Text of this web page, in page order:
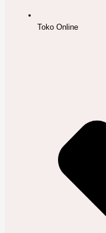
Toko Online